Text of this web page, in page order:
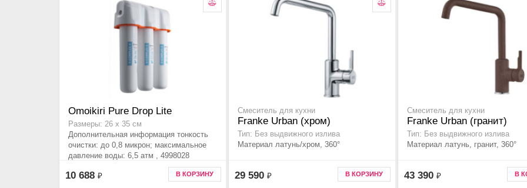
Omoikiri Pure Drop Lite
Размеры: 26 x 35 см
Дополнительная информация тонкость
очистки: до 0,8 микрон; максимальное
давление воды: 6,5 атм , 4998028
10 688 ₽ В КОРЗИНУ
Смеситель для кухни
Franke Urban (хром)
Тип: Без выдвижного излива
Материал латунь/хром, 360°
29 590 ₽ В КОРЗИНУ
Смеситель для кухни
Franke Urban (гранит)
Тип: Без выдвижного излива
Материал латунь, гранит, 360°
43 390 ₽ В